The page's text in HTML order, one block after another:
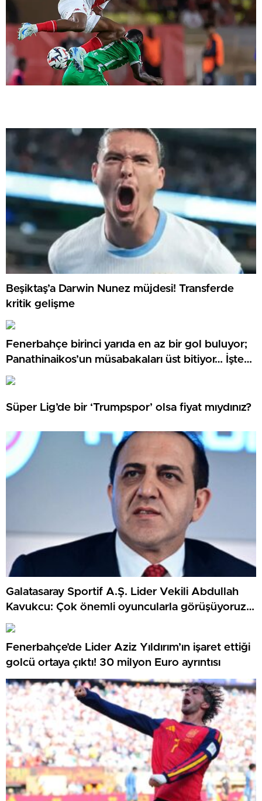
Beşiktaş’a Darwin Nunez müjdesi! Transferde
kritik gelişme
Fenerbahçe birinci yarıda en az bir gol buluyor;
Panathinaikos’un müsabakaları üst bitiyor… İşte
Misli’den Günün Tüyoları!
Süper Lig’de bir ‘Trumpspor’ olsa fiyat mıydınız?
Galatasaray Sportif A.Ş. Lider Vekili Abdullah
Kavukcu: Çok önemli oyuncularla görüşüyoruz,
para harcayacağız
Fenerbahçe’de Lider Aziz Yıldırım’ın işaret ettiği
golcü ortaya çıktı! 30 milyon Euro ayrıntısı